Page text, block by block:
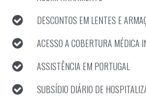
DESCONTOS EM LENTES E
ACESSO A COBERTURA MÉDICA
ASSISTÊNCIA EM PORTUGAL
SUBSÍDIO DIÁRIO DE